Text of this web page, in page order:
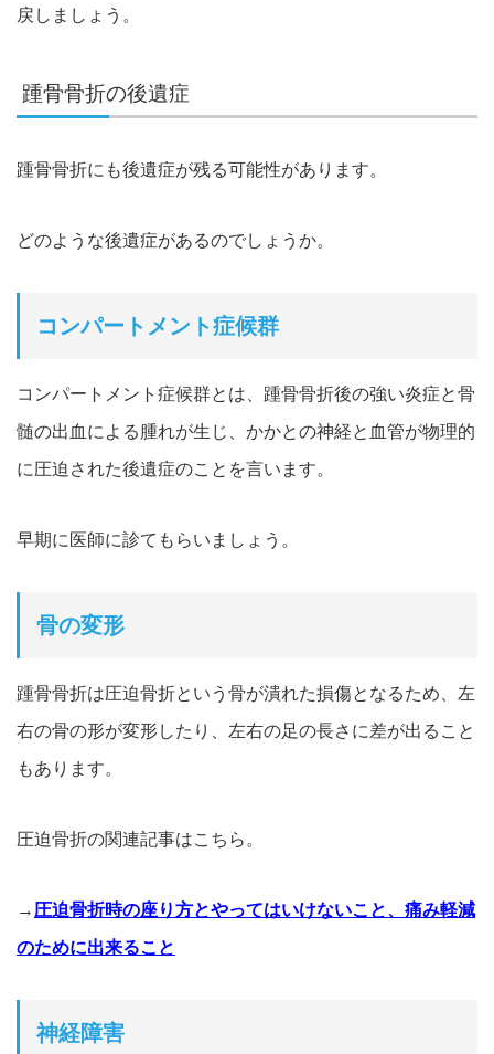
戻しましょう。
踵骨骨折の後遺症
踵骨骨折にも後遺症が残る可能性があります。
どのような後遺症があるのでしょうか。
コンパートメント症候群
コンパートメント症候群とは、踵骨骨折後の強い炎症と骨
髄の出血による腫れが生じ、かかとの神経と血管が物理的
に圧迫された後遺症のことを言います。
早期に医師に診てもらいましょう。
骨の変形
踵骨骨折は圧迫骨折という骨が潰れた損傷となるため、左
右の骨の形が変形したり、左右の足の長さに差が出ること
もあります。
圧迫骨折の関連記事はこちら。
→ 圧迫骨折時の座り方とやってはいけないこと、痛み軽減
のために出来ること
神経障害